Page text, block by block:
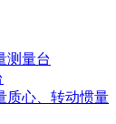
测量台
质心、转动惯量